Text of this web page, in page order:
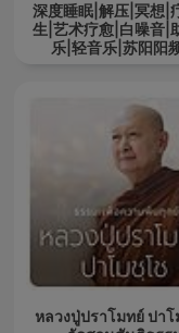
深度睡眠|解压|冥想|
生|艺术疗愈|白噪音|
乐|轻音乐|苏阳阳
หลวงปู่ปราโมทย์ ปา